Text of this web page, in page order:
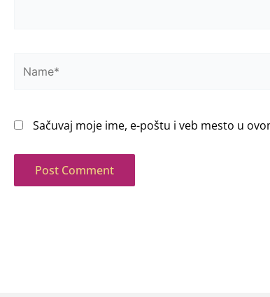
Sačuvaj moje ime, e-poštu i veb mesto u